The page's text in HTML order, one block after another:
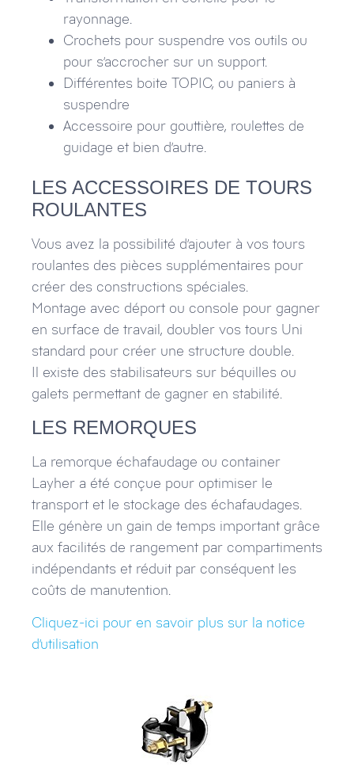
rayonnage.
Crochets pour suspendre vos outils ou
pour s’accrocher sur un support.
Différentes boite TOPIC, ou paniers à
suspendre
Accessoire pour gouttière, roulettes de
guidage et bien d’autre.
LES ACCESSOIRES DE TOURS
ROULANTES
Vous avez la possibilité d’ajouter à vos tours
roulantes des pièces supplémentaires pour
créer des constructions spéciales.
Montage avec déport ou console pour gagner
en surface de travail, doubler vos tours Uni
standard pour créer une structure double.
Il existe des stabilisateurs sur béquilles ou
galets permettant de gagner en stabilité.
LES REMORQUES
La remorque échafaudage ou container
Layher a été conçue pour optimiser le
transport et le stockage des échafaudages.
Elle génère un gain de temps important grâce
aux facilités de rangement par compartiments
indépendants et réduit par conséquent les
coûts de manutention.
Cliquez-ici pour en savoir plus sur la notice
d’utilisation